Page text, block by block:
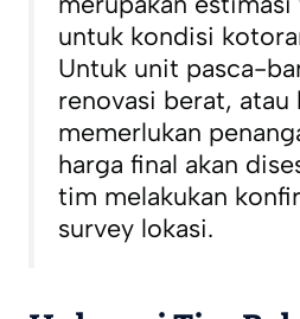
untuk kondisi
Untuk unit pasca-
renovasi berat, atau
memerlukan
harga final akan
tim melakukan
survey lokasi.